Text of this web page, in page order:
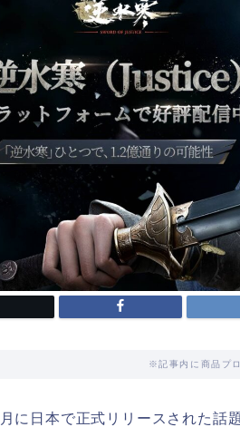
※記事内に商品プ
に日本で正式リリースされた話